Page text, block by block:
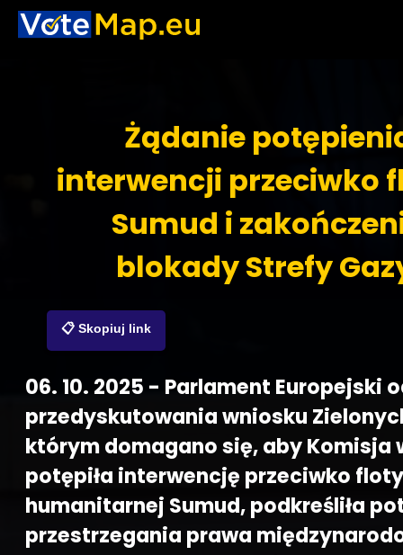
Żądanie
interwencji przeciwko
Sumud i
blokady Strefy
📋 Skopiuj link
06. 10. 2025 - Parlament Europejski
przedyskutowania wniosku
którym domagano się, aby Komisja
potępiła interwencję przeciwko
humanitarnej Sumud, podkreśliła
przestrzegania prawa